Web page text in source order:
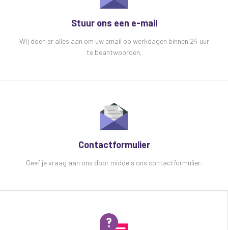
afstandsbediening
DMX-kanalen: 17 kanalen
Specificaties Algam Vulkan Cube 1500W
Afmetingen: 360,5 × 260,5 × 340 mm
Stuur ons een e-mail
Wij doen er alles aan om uw email op werkdagen binnen 24 uur
te beantwoorden.
Contactformulier
Geef je vraag aan ons door middels ons contactformulier.